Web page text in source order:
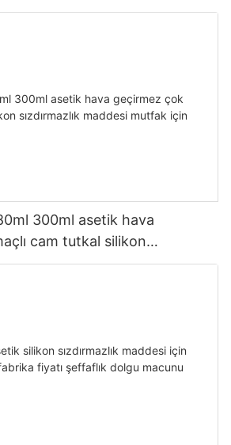
300ml asetik hava
cam tutkal silikon
mutfak için